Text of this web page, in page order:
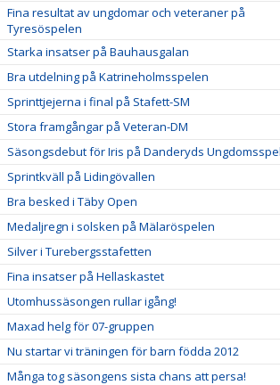
Fina resultat av ungdomar och veteraner på
Tyresöspelen
Starka insatser på Bauhausgalan
Bra utdelning på Katrineholmsspelen
Sprinttjejerna i final på Stafett-SM
Stora framgångar på Veteran-DM
Säsongsdebut för Iris på Danderyds Ungdomsspel
Sprintkväll på Lidingövallen
Bra besked i Täby Open
Medaljregn i solsken på Mälaröspelen
Silver i Turebergsstafetten
Fina insatser på Hellaskastet
Utomhussäsongen rullar igång!
Maxad helg för 07-gruppen
Nu startar vi träningen för barn födda 2012
Många tog säsongens sista chans att persa!